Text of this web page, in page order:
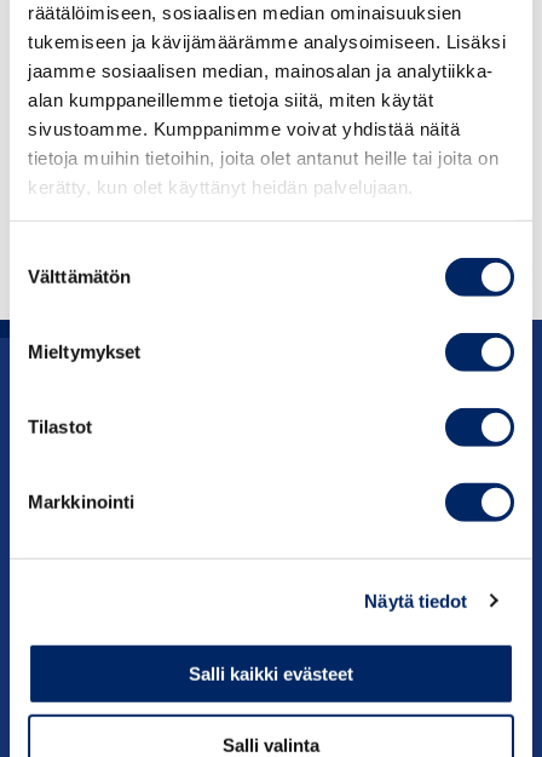
räätälöimiseen, sosiaalisen median ominaisuuksien
tukemiseen ja kävijämäärämme analysoimiseen. Lisäksi
jaamme sosiaalisen median, mainosalan ja analytiikka-
alan kumppaneillemme tietoja siitä, miten käytät
sivustoamme. Kumppanimme voivat yhdistää näitä
tietoja muihin tietoihin, joita olet antanut heille tai joita on
kerätty, kun olet käyttänyt heidän palvelujaan.
valinta
Välttämätön
Mieltymykset
Tilastot
Markkinointi
Näytä tiedot
Salli kaikki evästeet
Salli valinta
Keskuskauppakamari kannattaa ehdotusta.
Valvonnan kohteena olisivat muun muassa
ulkomaiset verkkokaupat, joita kuluttaja-asiamies
valvoo jo nyt voimassa olevien toimivaltuuksiensa
nojalla. Ehdotettu toimivallan laajennus ei sisällä
Tietoa meistä